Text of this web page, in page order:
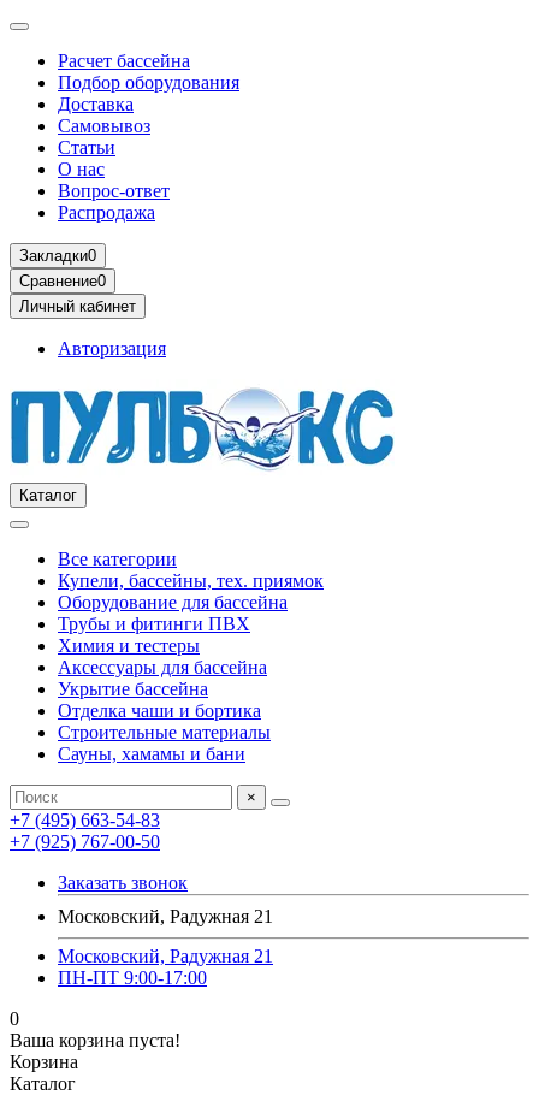
Расчет бассейна
Подбор оборудования
Доставка
Самовывоз
Статьи
О нас
Вопрос-ответ
Распродажа
Закладки0
Сравнение0
Личный кабинет
Авторизация
Каталог
Все категории
Купели, бассейны, тех. приямок
Оборудование для бассейна
Трубы и фитинги ПВХ
Химия и тестеры
Аксессуары для бассейна
Укрытие бассейна
Отделка чаши и бортика
Строительные материалы
Сауны, хамамы и бани
×
+7 (495) 663-54-83
+7 (925) 767-00-50
Заказать звонок
Московский, Радужная 21
Московский, Радужная 21
ПН-ПТ 9:00-17:00
0
Ваша корзина пуста!
Корзина
Каталог